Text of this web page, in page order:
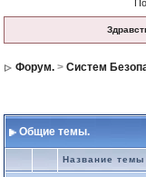
Форум. >Систем
Общие темы.
Название темы